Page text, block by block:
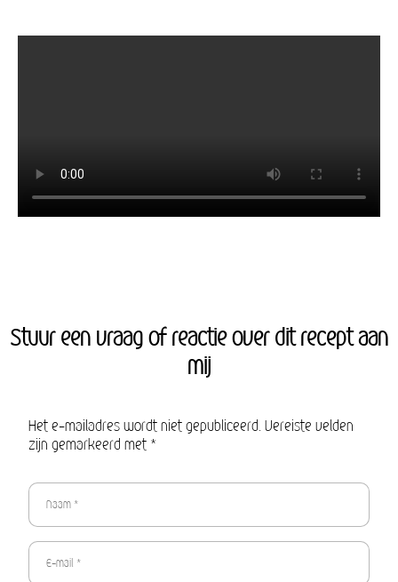
Stuur een vraag of reactie over dit recept aan
mij
Het e-mailadres wordt niet gepubliceerd. Vereiste velden
zijn gemarkeerd met *